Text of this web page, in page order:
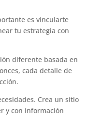
es vincularte
tu estrategia con
diferente basada en
cada detalle de
Crea un sitio
y con información